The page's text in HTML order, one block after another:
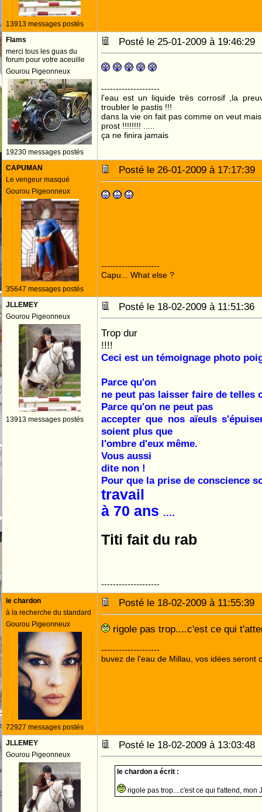
13913 messages postés
Flams
merci tous les guas du
forum pour votre aceuille
Gourou Pigeonneux
19230 messages postés
Posté le 25-01-2009 à
--------------------
l'eau est un liquide très corrosif ,la
troubler le pastis !!!
dans la vie on fait pas comme on veut
prost !!!!!!!! .....
ça ne finira jamais
CAPUMAN
Le vengeur masqué
Gourou Pigeonneux
35647 messages postés
Posté le 26-01-2009 à
--------------------
Capu... What else ?
JLLEMEY
Gourou Pigeonneux
13913 messages postés
Posté le 18-02-2009 à
Trop dur
!!!!
Ceci est un témoignage photo
Parce qu'on
ne peut pas laisser faire de telles
Parce qu'on ne peut pas
accepter que nos aïeuls
soient plus que
l'ombre d'eux même.
Vous aussi
dite non !
Pour que la prise de conscience
travail
à 70 ans ....
--------------------
le chardon
à la recherche du standard
Gourou Pigeonneux
72927 messages postés
Posté le 18-02-2009 à
rigole pas trop....c'est ce qui
--------------------
buvez de l'eau de Millau, vos idées seront
JLLEMEY
Gourou Pigeonneux
Posté le 18-02-2009 à
le chardon a écrit :
rigole pas trop....c'est ce qui t'attend, mon